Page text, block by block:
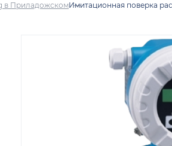
в ПриладожскомИмитационная поверка